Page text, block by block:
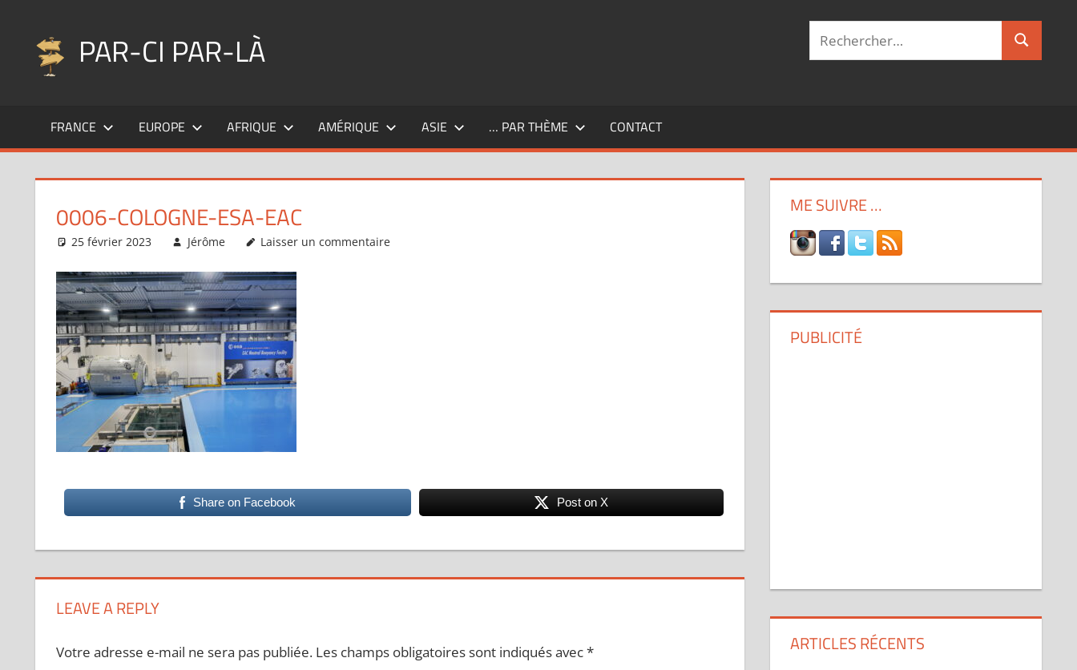
contenu
PAR-CI PAR-LÀ
fil
pérégrinations
Recherche
FRANCE EUROPE AFRIQUE AMÉRIQUE ASIE … PAR THÈME CONTACT
0006-COLOGNE-ESA-EAC
25 février 2023 Jérôme Laisser un commentaire
Share on Facebook Post on X
LEAVE A REPLY
Votre adresse e-mail ne sera pas publiée. Les champs obligatoires sont indiqués avec*
ME SUIVRE …
PUBLICITÉ
ARTICLES RÉCENTS